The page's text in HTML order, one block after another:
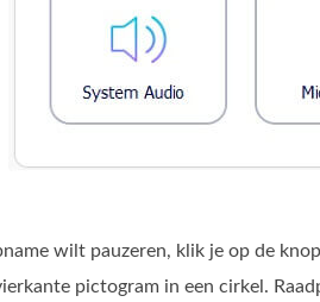
wilt pauzeren, klik je op de
pictogram in een cirkel.